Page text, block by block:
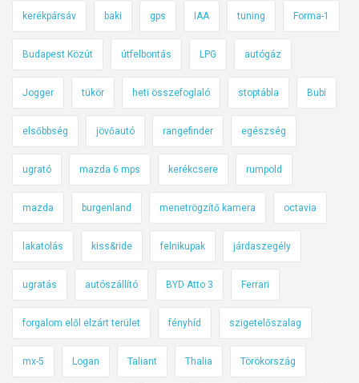
kerékpársáv baki gps IAA tuning Forma-1
Budapest Közút útfelbontás LPG autógáz
Jogger tükör heti összefoglaló stoptábla Bubi
elsőbbség jövőautó rangefinder egészség
ugrató mazda 6 mps kerékcsere rumpold
mazda burgenland menetrögzítő kamera octavia
lakatolás kiss&ride felnikupak járdaszegély
ugratás autószállító BYD Atto 3 Ferrari
forgalom elől elzárt terület fényhíd szigetelőszalag
mx-5 Logan Taliant Thalia Törökország